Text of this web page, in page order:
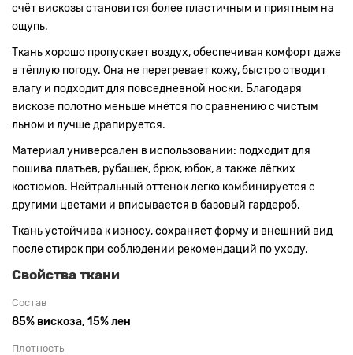
счёт вискозы становится более пластичным и приятным на
ощупь.
Ткань хорошо пропускает воздух, обеспечивая комфорт даже
в тёплую погоду. Она не перегревает кожу, быстро отводит
влагу и подходит для повседневной носки. Благодаря
вискозе полотно меньше мнётся по сравнению с чистым
льном и лучше драпируется.
Материал универсален в использовании: подходит для
пошива платьев, рубашек, брюк, юбок, а также лёгких
костюмов. Нейтральный оттенок легко комбинируется с
другими цветами и вписывается в базовый гардероб.
Ткань устойчива к износу, сохраняет форму и внешний вид
после стирок при соблюдении рекомендаций по уходу.
Свойства ткани
Состав
85% вискоза, 15% лен
Плотность